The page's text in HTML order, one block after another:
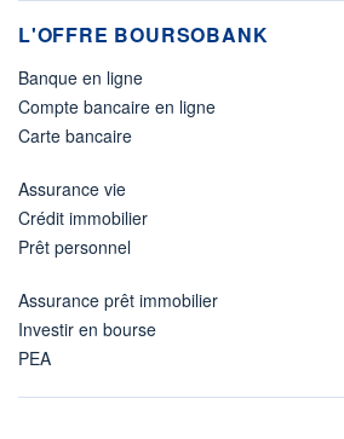
L'OFFRE BOURSOBANK
Banque en ligne
Compte bancaire en ligne
Carte bancaire
Assurance vie
Crédit immobilier
Prêt personnel
Assurance prêt immobilier
Investir en bourse
PEA